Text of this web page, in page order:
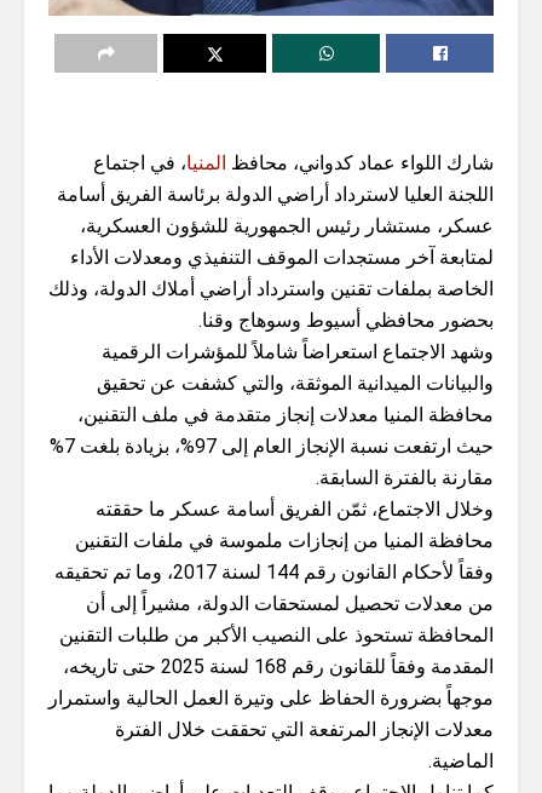
شارك اللواء عماد كدواني، محافظ المنيا، في اجتماع
اللجنة العليا لاسترداد أراضي الدولة برئاسة الفريق أسامة
عسكر، مستشار رئيس الجمهورية للشؤون العسكرية،
لمتابعة آخر مستجدات الموقف التنفيذي ومعدلات الأداء
الخاصة بملفات تقنين واسترداد أراضي أملاك الدولة، وذلك
بحضور محافظي أسيوط وسوهاج وقنا.
وشهد الاجتماع استعراضاً شاملاً للمؤشرات الرقمية
والبيانات الميدانية الموثقة، والتي كشفت عن تحقيق
محافظة المنيا معدلات إنجاز متقدمة في ملف التقنين،
حيث ارتفعت نسبة الإنجاز العام إلى 97%، بزيادة بلغت 7%
مقارنة بالفترة السابقة.
وخلال الاجتماع، ثمّن الفريق أسامة عسكر ما حققته
محافظة المنيا من إنجازات ملموسة في ملفات التقنين
وفقاً لأحكام القانون رقم 144 لسنة 2017، وما تم تحقيقه
من معدلات تحصيل لمستحقات الدولة، مشيراً إلى أن
المحافظة تستحوذ على النصيب الأكبر من طلبات التقنين
المقدمة وفقاً للقانون رقم 168 لسنة 2025 حتى تاريخه،
موجهاً بضرورة الحفاظ على وتيرة العمل الحالية واستمرار
معدلات الإنجاز المرتفعة التي تحققت خلال الفترة
الماضية.